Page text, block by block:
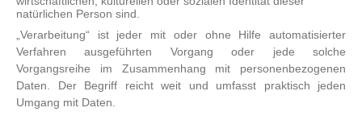
natürlichen Person sind.
„Verarbeitung“ ist jeder mit oder ohne Hilfe automatisierter
Verfahren ausgeführten Vorgang oder jede solche
Vorgangsreihe im Zusammenhang mit personenbezogenen
Daten. Der Begriff reicht weit und umfasst praktisch jeden
Umgang mit Daten.